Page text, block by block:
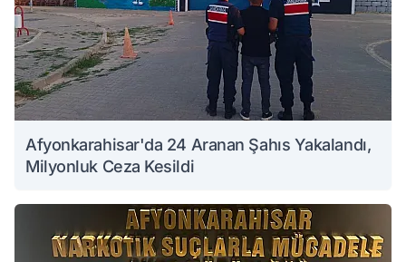
Afyonkarahisar'da 24 Aranan Şahıs Yakalandı,
Milyonluk Ceza Kesildi